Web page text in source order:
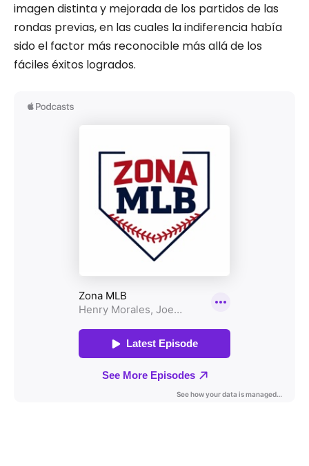
imagen distinta y mejorada de los partidos de las
rondas previas, en las cuales la indiferencia había
sido el factor más reconocible más allá de los
fáciles éxitos logrados.